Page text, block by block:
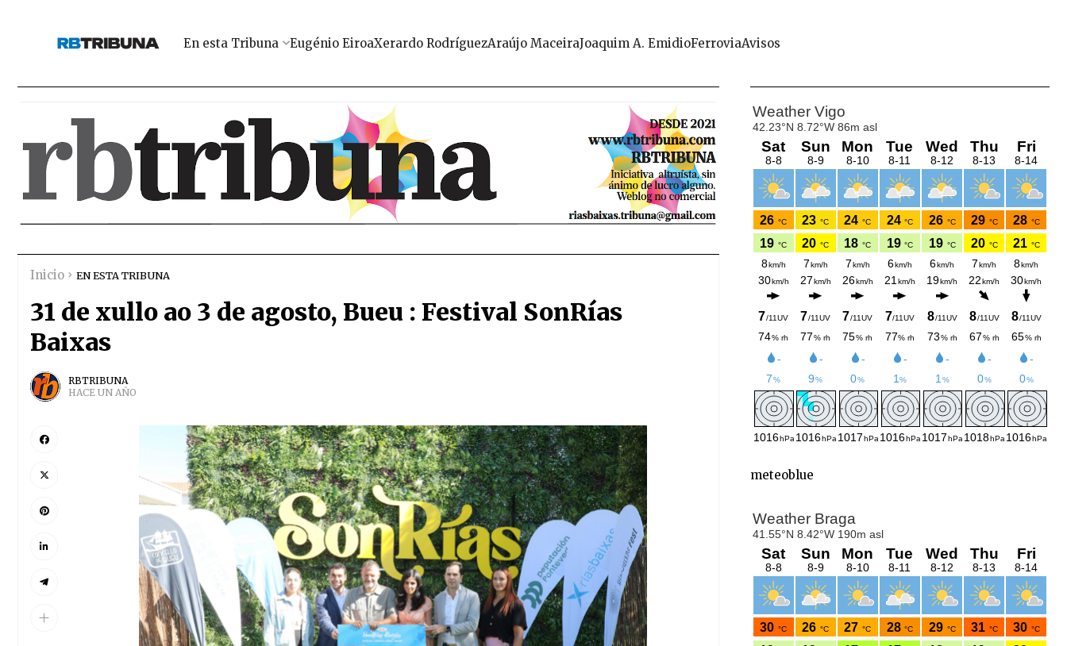
En esta Tribuna Eugénio EiroaXerardo RodríguezAraújo MaceiraJoaquim A. EmidioFerroviaAvisos
Inicio EN ESTA TRIBUNA
31 de xullo ao 3 de agosto, Bueu : Festival SonRías
Baixas
RBTRIBUNA
HACE UN AÑO
meteoblue